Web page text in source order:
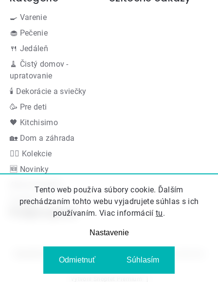
Tento web používa súbory cookie. Ďalším
prechádzaním tohto webu vyjadrujete súhlas s ich
používaním. Viac informácií tu.
Nastavenie
Odmietnuť Súhlasím
🍳 Varenie
🧁 Pečenie
🍴 Jedáleň
🧹 Čistý domov -
upratovanie
🕯 Dekorácie a sviečky
🥳 Pre deti
🖤 Kitchisimo
🏡 Dom a záhrada
👍🏻 Kolekcie
🆕 Novinky
Akčná ponuka
Značky
Podporujeme